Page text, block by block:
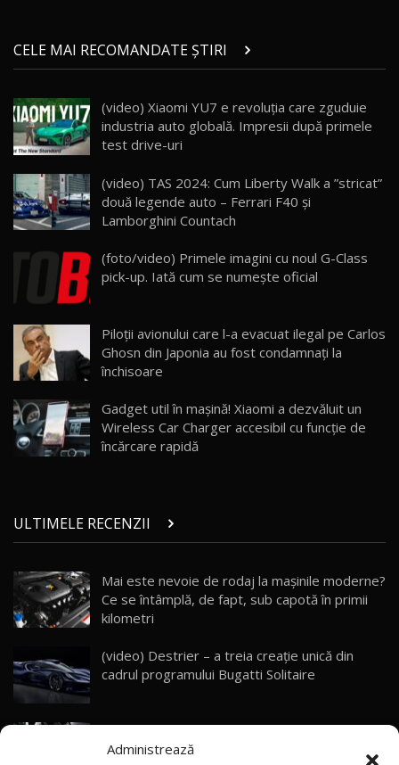
Administrează
21
Micul BYD Dolphin Surf / Test Drive
AutoBlog.MD
16:59
22
Noua Mazda 6e / Test Drive AutoBlog.MD
26:59
23
Lynk & Co 01 / Test Drive AutoBlog.MD
25:19
ZEEKR 009: Cel mai Performant și Confortabil
Van Electric Testat în Moldova / AutoBlog.MD
26:38
25
mai Exclusiv și Puternic Defender Testat în
Moldova
32:21
26
AutoBlog.MD
10:57
Test Drive: Noile modele FENDT! Cum e să
28
Noul Geely Monjaro 2025! Mai ieftin și mai
dotat / Test Drive AutoBlog.MD
29
ZEEKR 9X - PRIMUL TEST DRIVE ÎN ROMÂNĂ!
CUM SE CONDUCE?
33:40
30
Primele impresii despre BYD Seal U DM-i,
Sealion 7 și Seal 5 DM-i / Test Drive
AutoBlog.MD
CELE MAI RECOMANDATE ȘTIRI
(video) Xiaomi YU7 e revoluția care zguduie
industria auto globală. Impresii după primele
test drive-uri
(video) TAS 2024: Cum Liberty Walk a ”stricat”
două legende auto – Ferrari F40 și
Lamborghini Countach
(foto/video) Primele imagini cu noul G-Class
pick-up. Iată cum se numeşte oficial
Piloţii avionului care l-a evacuat ilegal pe Carlos
Ghosn din Japonia au fost condamnați la
închisoare
Gadget util în maşină! Xiaomi a dezvăluit un
Wireless Car Charger accesibil cu funcţie de
încărcare rapidă
ULTIMELE RECENZII
Mai este nevoie de rodaj la mașinile moderne?
Ce se întâmplă, de fapt, sub capotă în primii
kilometri
(video) Destrier – a treia creație unică din
cadrul programului Bugatti Solitaire
(video) SRT prezintă tehnologia eBoost Air
care elimină decalajul turbo